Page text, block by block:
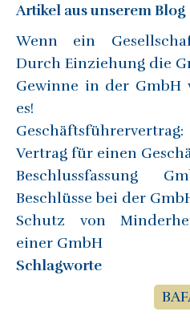
Artikel aus unserem Blog
Wenn ein
Durch Einziehung die
Gewinne in der GmbH
es!
Vertrag für einen
Beschlussfassung
Beschlüsse bei der
Schutz von
einer GmbH
Schlagworte